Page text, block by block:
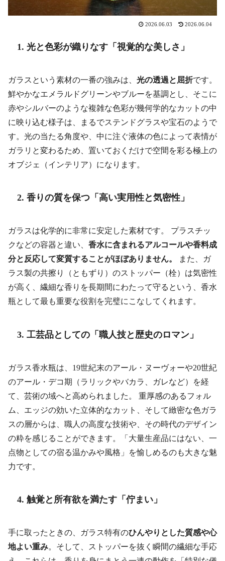
2026.06.03 2026.06.04
1. 光と色彩が織りなす「視覚的な美しさ」
ガラスという素材の一番の強みは、 光の透過と屈折です。
鮮やかなエメラルドグリーンやブルーを基調とし、そこに
赤やシルバーのような複雑な色彩が幾何学的なカットの中
に映り込む様子は、まるでステンドグラスや宝石のようで
す。光の当たる角度や、中に注ぐ液体の色によって表情が
ガラリと変わるため、置いておくだけで空間を彩る極上の
オブジェ（インテリア）になります。
2. 香りの質を保つ「高い実用性と気密性」
ガラスは化学的に非常に安定した素材です。 プラスチッ
クなどの容器と違い、 香水に含まれるアルコールや香料成
分と反応して変質することがほぼありません。
また、ガ
ラス製の共擦り（ともずり）のストッパー（栓）は気密性
が高く、繊細な香りを長期間にわたって守るという、香水
瓶として最も重要な役割を完璧にこなしてくれます。
3. 工芸品としての「職人技と歴史のロマン」
ガラス香水瓶は、19世紀末のアール・ヌーヴォーや20世紀
のアール・デコ期（ラリックやバカラ、ガレなど）を経
て、芸術の域へと高められました。 重厚感のあるフォル
ム、エッジの効いた立体的なカット、そして緻密な色ガラ
スの層からは、職人の高度な技術や、その時代のデザイン
の粋を感じることができます。「大量生産品にはない、一
点物としての宿る温かみや風格」を愉しめるのも大きな魅
力です。
4. 触覚と所有欲を満たす「佇まい」
手に取ったときの、ガラス特有のひんやりとした質感や心
地よい重み。そして、ストッパーを抜く瞬間の繊細な手応